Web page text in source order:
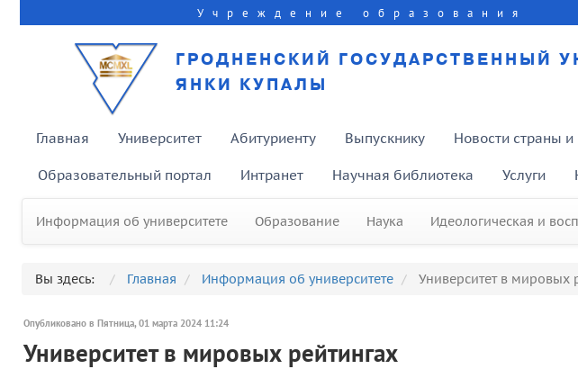
Учреждение образования
ГРОДНЕНСКИЙ ГОСУДАРСТВЕННЫЙ
ЯНКИ КУПАЛЫ
Главная Университет Абитуриенту Выпускнику Новости страны и
Образовательный портал Интранет Научная библиотека Услуги
Информация об университете Образование Наука Идеологическая и
Вы здесь: Главная Информация об университете Университет в мировых
Опубликовано в Пятница, 01 марта 2024 11:24
Университет в мировых рейтингах